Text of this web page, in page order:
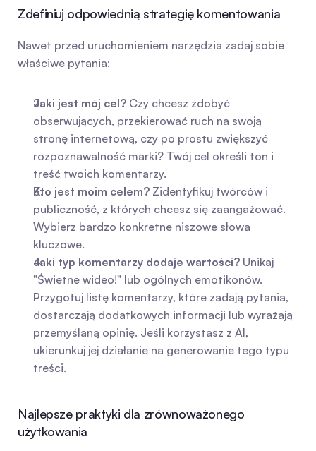
Zdefiniuj odpowiednią strategię komentowania
Nawet przed uruchomieniem narzędzia zadaj sobie
właściwe pytania:
Jaki jest mój cel? Czy chcesz zdobyć
obserwujących, przekierować ruch na swoją
stronę internetową, czy po prostu zwiększyć
rozpoznawalność marki? Twój cel określi ton i
treść twoich komentarzy.
Kto jest moim celem? Zidentyfikuj twórców i
publiczność, z których chcesz się zaangażować.
Wybierz bardzo konkretne niszowe słowa
kluczowe.
Jaki typ komentarzy dodaje wartości? Unikaj
"Świetne wideo!" lub ogólnych emotikonów.
Przygotuj listę komentarzy, które zadają pytania,
dostarczają dodatkowych informacji lub wyrażają
przemyślaną opinię. Jeśli korzystasz z AI,
ukierunkuj jej działanie na generowanie tego typu
treści.
Najlepsze praktyki dla zrównoważonego
użytkowania